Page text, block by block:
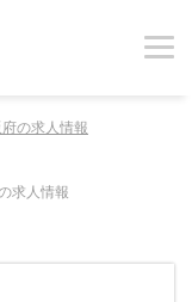
府の求人情報
求人情報